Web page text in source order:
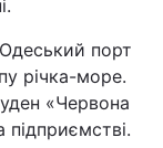
порт
річка-море.
«Червона
підприємстві.